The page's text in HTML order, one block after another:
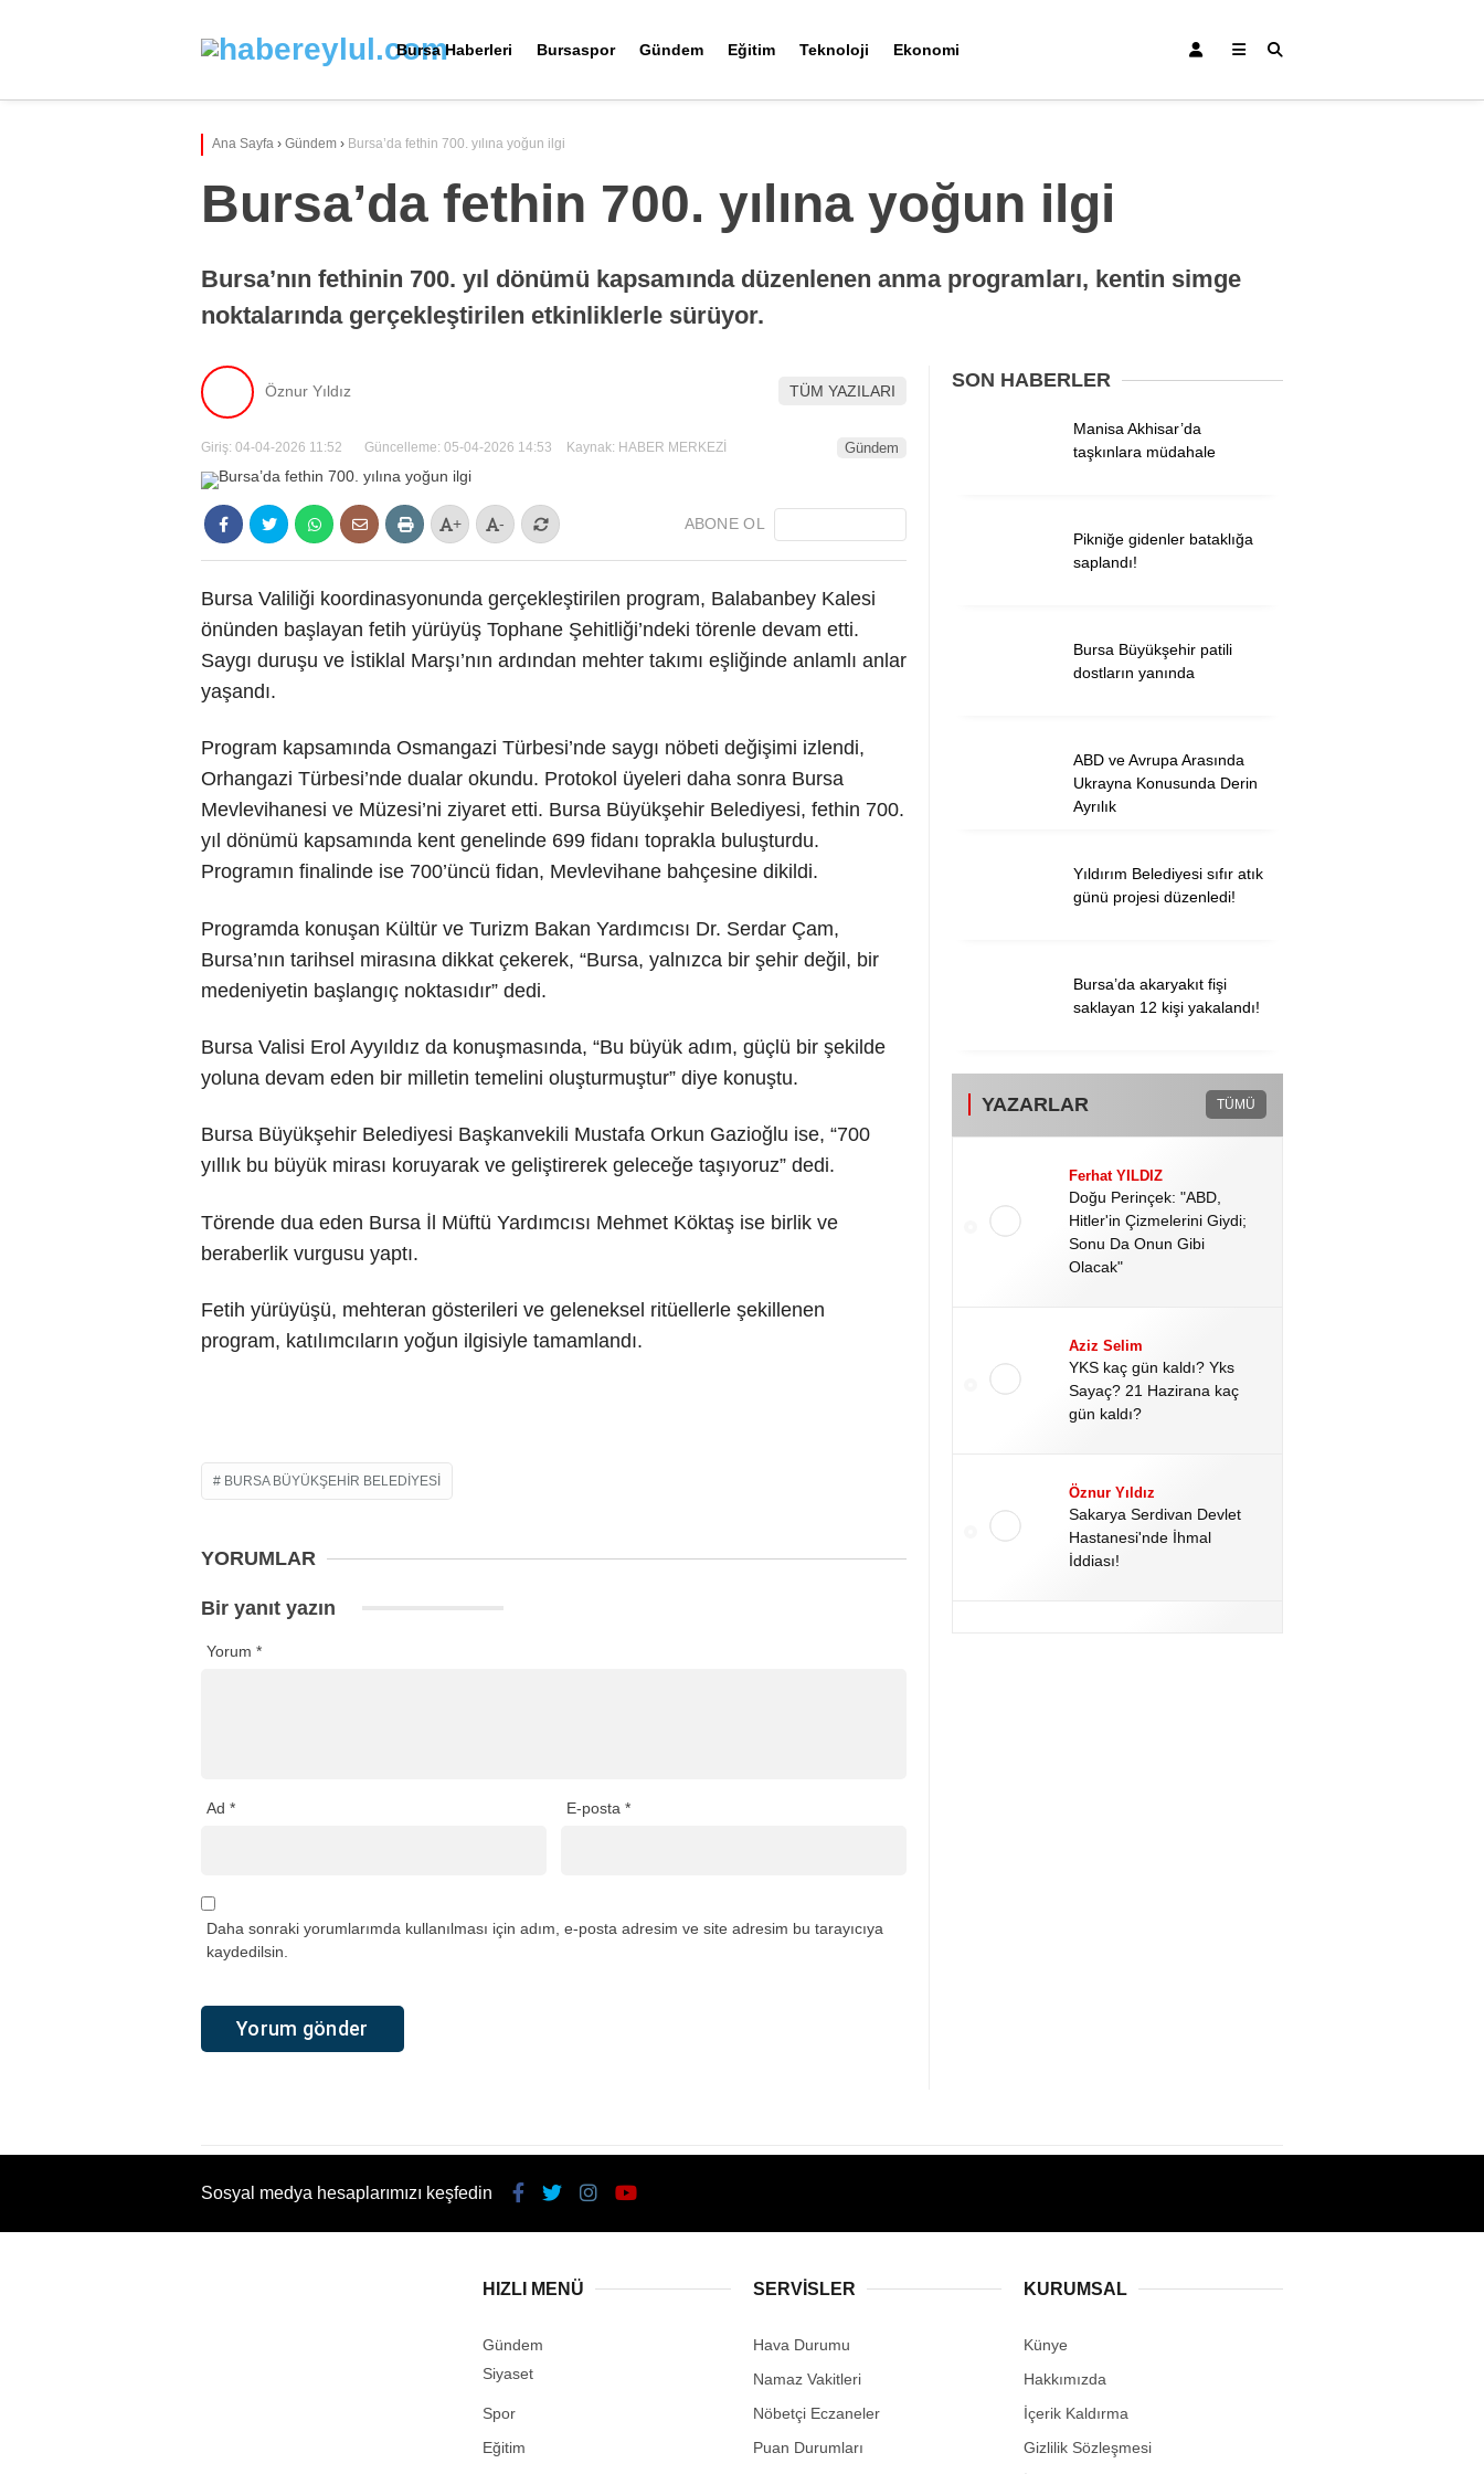
Bursa Haberleri
Bursa Haberleri Bursaspor Gündem Eğitim Teknoloji Ekonomi
Ana Sayfa › Gündem › Bursa’da fethin 700. yılına yoğun ilgi
Bursa’da fethin 700. yılına yoğun ilgi
Bursa’nın fethinin 700. yıl dönümü kapsamında düzenlenen anma programları, kentin simge
noktalarında gerçekleştirilen etkinliklerle sürüyor.
Öznur Yıldız TÜM YAZILARI
Giriş: 04-04-2026 11:52 Güncelleme: 05-04-2026 14:53 Kaynak: HABER MERKEZİ Gündem
+ - ABONE OL
Bursa Valiliği koordinasyonunda gerçekleştirilen program, Balabanbey Kalesi
önünden başlayan fetih yürüyüş Tophane Şehitliği’ndeki törenle devam etti.
Saygı duruşu ve İstiklal Marşı’nın ardından mehter takımı eşliğinde anlamlı anlar
yaşandı.
Program kapsamında Osmangazi Türbesi’nde saygı nöbeti değişimi izlendi,
Orhangazi Türbesi’nde dualar okundu. Protokol üyeleri daha sonra Bursa
Mevlevihanesi ve Müzesi’ni ziyaret etti. Bursa Büyükşehir Belediyesi, fethin 700.
yıl dönümü kapsamında kent genelinde 699 fidanı toprakla buluşturdu.
Programın finalinde ise 700’üncü fidan, Mevlevihane bahçesine dikildi.
Programda konuşan Kültür ve Turizm Bakan Yardımcısı Dr. Serdar Çam,
Bursa’nın tarihsel mirasına dikkat çekerek, “Bursa, yalnızca bir şehir değil, bir
medeniyetin başlangıç noktasıdır” dedi.
Bursa Valisi Erol Ayyıldız da konuşmasında, “Bu büyük adım, güçlü bir şekilde
yoluna devam eden bir milletin temelini oluşturmuştur” diye konuştu.
Bursa Büyükşehir Belediyesi Başkanvekili Mustafa Orkun Gazioğlu ise, “700
yıllık bu büyük mirası koruyarak ve geliştirerek geleceğe taşıyoruz” dedi.
Törende dua eden Bursa İl Müftü Yardımcısı Mehmet Köktaş ise birlik ve
beraberlik vurgusu yaptı.
Fetih yürüyüşü, mehteran gösterileri ve geleneksel ritüellerle şekillenen
program, katılımcıların yoğun ilgisiyle tamamlandı.
BURSA BÜYÜKŞEHIR BELEDIYESI
YORUMLAR
Bir yanıt yazın
Yorum *
Ad * E-posta *
Daha sonraki yorumlarımda kullanılması için adım, e-posta adresim ve site adresim bu tarayıcıya
kaydedilsin.
SON HABERLER
Manisa Akhisar’da
taşkınlara müdahale
Pikniğe gidenler bataklığa
saplandı!
Bursa Büyükşehir patili
dostların yanında
ABD ve Avrupa Arasında
Ukrayna Konusunda Derin
Ayrılık
Yıldırım Belediyesi sıfır atık
günü projesi düzenledi!
Bursa’da akaryakıt fişi
saklayan 12 kişi yakalandı!
YAZARLAR TÜMÜ
Ferhat YILDIZ
Doğu Perinçek: "ABD,
Hitler'in Çizmelerini Giydi;
Sonu Da Onun Gibi
Olacak"
Aziz Selim
YKS kaç gün kaldı? Yks
Sayaç? 21 Hazirana kaç
gün kaldı?
Öznur Yıldız
Sakarya Serdivan Devlet
Hastanesi'nde İhmal
İddiası!
Sosyal medya hesaplarımızı keşfedin
HIZLI MENÜ
Gündem
Siyaset
Spor
Eğitim
SERVİSLER
Hava Durumu
Namaz Vakitleri
Nöbetçi Eczaneler
Puan Durumları
KURUMSAL
Künye
Hakkımızda
İçerik Kaldırma
Gizlilik Sözleşmesi